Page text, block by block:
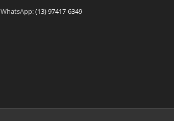
WhatsApp:(13) 97417-6349